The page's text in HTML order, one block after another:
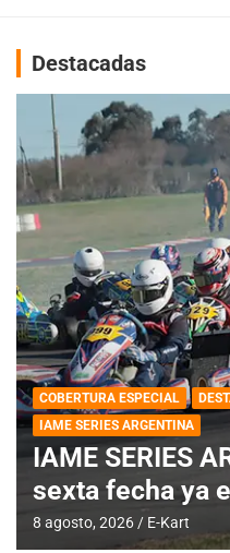
Destacadas
COBERTURA ESPECIAL
IAME SERIES ARGENTINA
IAME SERIES
sexta fecha ya
8 agosto, 2026 E-Kart